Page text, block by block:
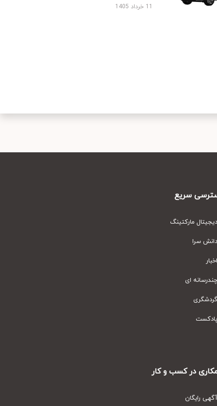
سریع
مارکتینگ
سرا
ای
در کسب و کار
رایگان